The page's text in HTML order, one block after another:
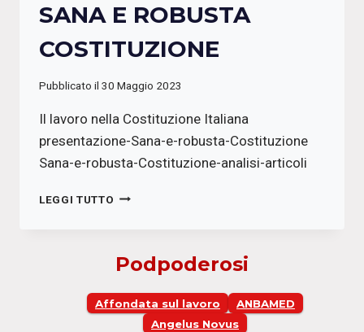
SANA E ROBUSTA
COSTITUZIONE
Pubblicato il 30 Maggio 2023
Il lavoro nella Costituzione Italiana
presentazione-Sana-e-robusta-Costituzione
Sana-e-robusta-Costituzione-analisi-articoli
LEGGI TUTTO SANA
Podpoderosi
Affondata sul lavoro
ANBAMED
Angelus Novus